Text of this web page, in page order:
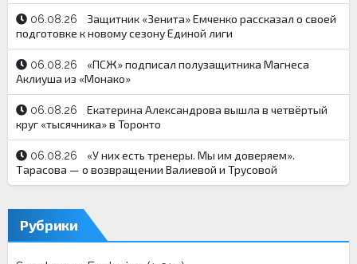
06.08.26
Защитник «Зенита» Емченко рассказал о своей
подготовке к новому сезону Единой лиги
06.08.26
«ПСЖ» подписал полузащитника Магнеса
Аклиуша из «Монако»
06.08.26
Екатерина Александрова вышла в четвёртый
круг «тысячника» в Торонто
06.08.26
«У них есть тренеры. Мы им доверяем».
Тарасова — о возвращении Валиевой и Трусовой
Рубрики